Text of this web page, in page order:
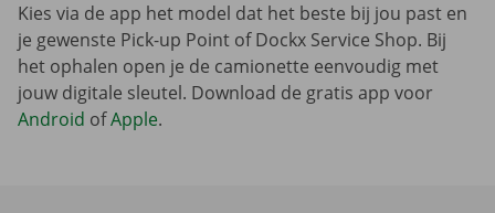
Kies via de app het model dat het beste bij jou past en
je gewenste Pick-up Point of Dockx Service Shop. Bij
het ophalen open je de camionette eenvoudig met
jouw digitale sleutel. Download de gratis app voor
Android ofApple.